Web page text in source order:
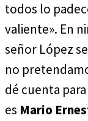
todos lo
valiente». En
señor López
no
dé cuenta
es Mario